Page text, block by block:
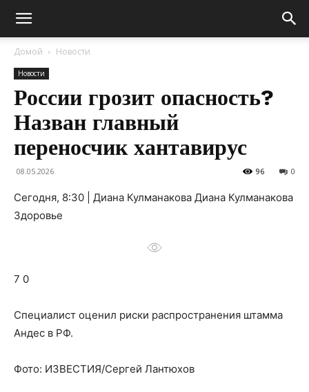
Домой Новости
Новости
России грозит опасность?
Назван главный
переносчик хантавирус
08.05.2026 0
96
Сегодня, 8:30 | Диана Кулманакова Диана Кулманакова
Здоровье
7 0
Специалист оценил риски распространения штамма
Андес в РФ.
Фото: ИЗВЕСТИЯ/Сергей Лантюхов